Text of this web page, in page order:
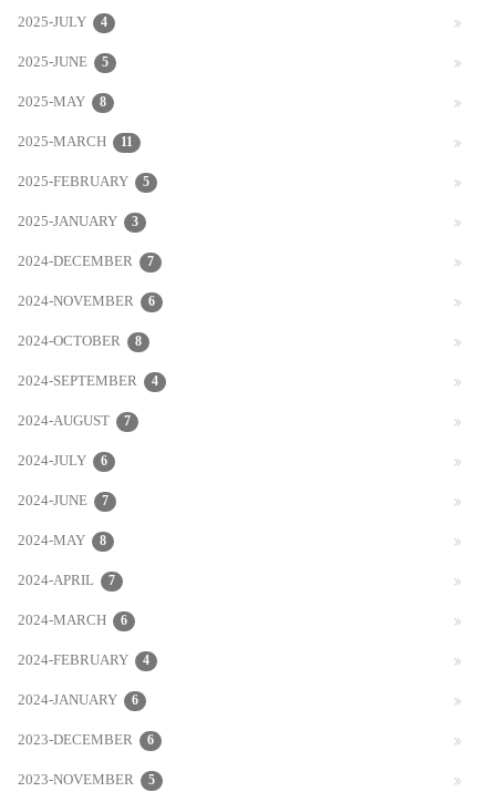
2025-JULY 4
2025-JUNE 5
2025-MAY 8
2025-MARCH 11
2025-FEBRUARY 5
2025-JANUARY 3
2024-DECEMBER 7
2024-NOVEMBER 6
2024-OCTOBER 8
2024-SEPTEMBER 4
2024-AUGUST 7
2024-JULY 6
2024-JUNE 7
2024-MAY 8
2024-APRIL 7
2024-MARCH 6
2024-FEBRUARY 4
2024-JANUARY 6
2023-DECEMBER 6
2023-NOVEMBER 5